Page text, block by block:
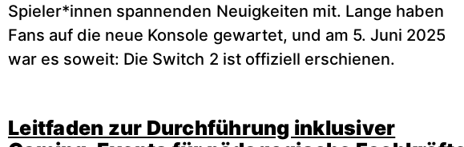
Spieler*innen spannenden Neuigkeiten mit. Lange haben
Fans auf die neue Konsole gewartet, und am 5. Juni 2025
war es soweit: Die Switch 2 ist offiziell erschienen.
Leitfaden zur Durchführung inklusiver